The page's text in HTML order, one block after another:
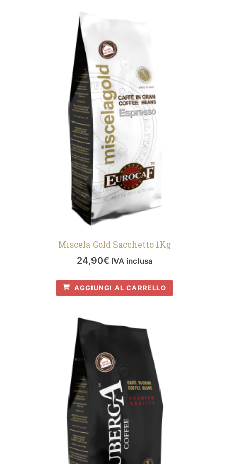
Miscela Gold Sacchetto 1Kg
24,90€ IVA inclusa
AGGIUNGI AL CARRELLO